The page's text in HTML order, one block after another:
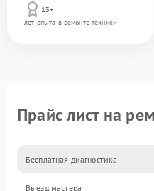
13+
лет опыта в ремонте техники
Прайс лист на
Бесплатная диагностика
Выезд мастера